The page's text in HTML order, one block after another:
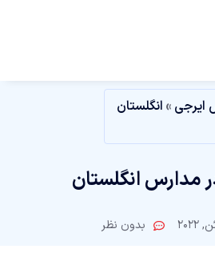
ایرجی » انگلستان
مدارس انگلستان
بدون نظر